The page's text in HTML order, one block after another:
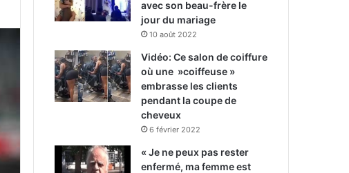
avec son beau-frère le
jour du mariage
10 août 2022
Vidéo: Ce salon de coiffure
où une »coiffeuse »
embrasse les clients
pendant la coupe de
cheveux
6 février 2022
« Je ne peux pas rester
enfermé, ma femme est